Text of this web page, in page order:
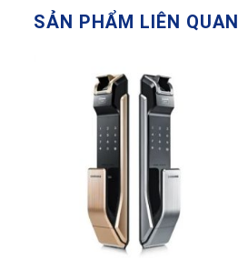
SẢN PHẨM LIÊN QUAN